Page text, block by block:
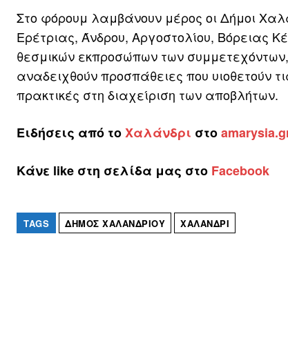
Στο φόρουμ λαμβάνουν μέρος οι Δήμοι
Ερέτριας, Άνδρου, Αργοστολίου, Βόρειας
θεσμικών εκπροσώπων των συμμετεχόντων,
αναδειχθούν προσπάθειες που υιοθετούν
πρακτικές στη διαχείριση των αποβλήτων.
Ειδήσεις από τοΧαλάνδρι στο
Κάνε like στη σελίδα μας στο Facebook
TAGS ΔΉΜΟΣ ΧΑΛΑΝΔΡΊΟΥ ΧΑΛΆΝΔΡΙ